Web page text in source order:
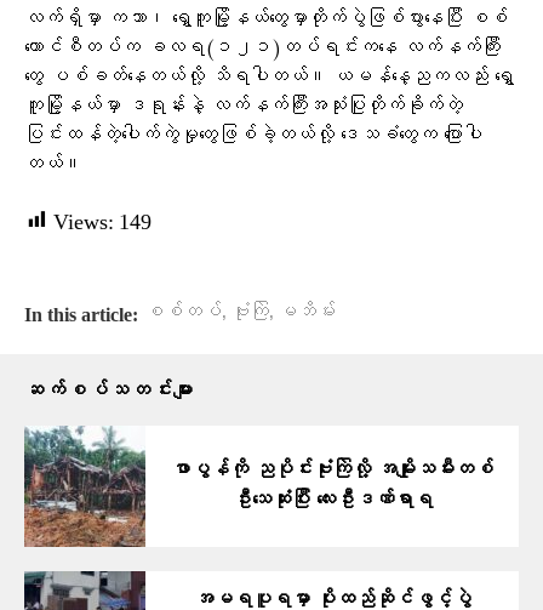
လက်ရှိမှာ ကသာ၊ ရွှေကူမြို့နယ်တွေမှာတိုက်ပွဲဖြစ်ပွားနေပြီး စစ်
ကောင်စီတပ်က ခလရ(‌၁၂၁)တပ်ရင်းကနေ လက်နက်ကြီး
တွေ ပစ်ခတ်နေတယ်လို့ သိရပါတယ်။ ယမန်နေ့ညကလည်း ရွှေ
ကူမြို့နယ်မှာ ဒရုန်းနဲ့ လက်နက်ကြီးအသုံးပြုတိုက်ခိုက်တဲ့
ပြင်းထန်တဲ့ပေါက်ကွဲမှုတွေဖြစ်ခဲ့တယ်လို့ ဒေသခံတွေက ပြောပါ
တယ်။
Views: 149
In this article: စစ်တပ်, ဗုံးကြဲ, မဘိမ်း
ဆက်စပ်သတင်းများ
ဖာပွန်ကို ညပိုင်းဗုံးကြဲလို့ အမျိုးသမီးတစ်
ဦးသေဆုံးပြီး လေးဦးဒဏ်ရာရ
အမရပူရမှာ ပိုးထည်ဆိုင်ဖွင့်ပွဲ